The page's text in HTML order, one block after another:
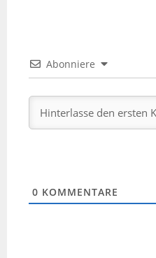
Abonniere
0 KOMMENTARE